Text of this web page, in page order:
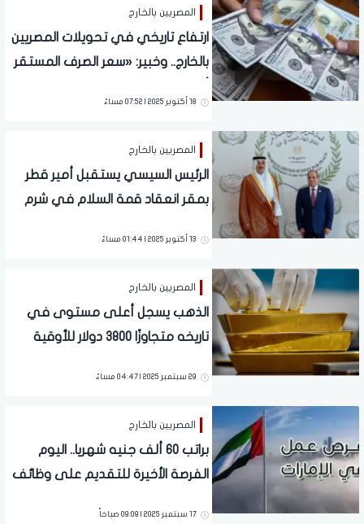
المصريين بالخارج
ارتفاع تاريخي في تحويلات المصريين
بالخارج.. وخبير: «سعر الصرف المستقر
18 أكتوبر 2025 | 07:52 مساءً
المصريين بالخارج
الرئيس السيسي يستقبل أمير قطر
بمقر انعقاد قمة السلام في شرم
13 أكتوبر 2025 | 01:44 مساءً
المصريين بالخارج
الذهب يسجل أعلى مستوى في
تاريخه متجاوزًا 3800 دولار للأوقية
29 سبتمبر 2025 | 04:47 مساءً
المصريين بالخارج
براتب 60 ألف جنيه شهريا.. اليوم
الفرصة الأخيرة للتقديم على وظائف
17 سبتمبر 2025 | 09:09 صباحاً